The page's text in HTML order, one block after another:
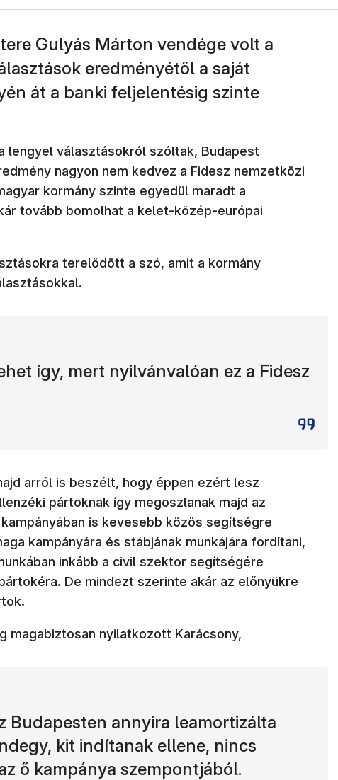
Gulyás Márton vendége volt a
eredményétől a saját
át a banki feljelentésig szinte
lengyel választásokról szóltak, Budapest
nagyon nem kedvez a Fidesz nemzetközi
kormány szinte egyedül maradt a
tovább bomolhat a kelet-közép-európai
terelődött a szó, amit a kormány
így, mert nyilvánvalóan ez a Fidesz
arról is beszélt, hogy éppen ezért lesz
pártoknak így megoszlanak majd az
is kevesebb közös segítségre
kampányára és stábjának munkájára fordítani,
inkább a civil szektor segítségére
De mindezt szerinte akár az előnyükre
magabiztosan nyilatkozott Karácsony,
Budapesten annyira leamortizálta
kit indítanak ellene, nincs
ő kampánya szempontjából.